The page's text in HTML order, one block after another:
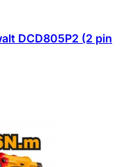
DCD805P2 (2 pin